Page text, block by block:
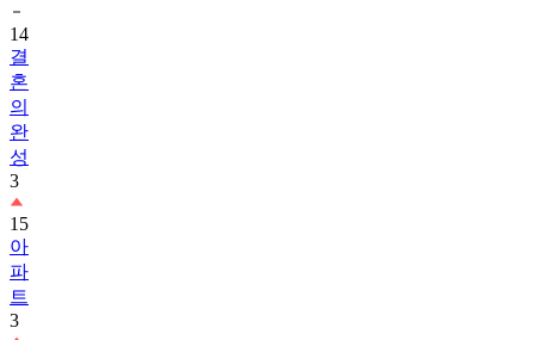
14
결
혼
의
완
성
3
15
아
파
트
3